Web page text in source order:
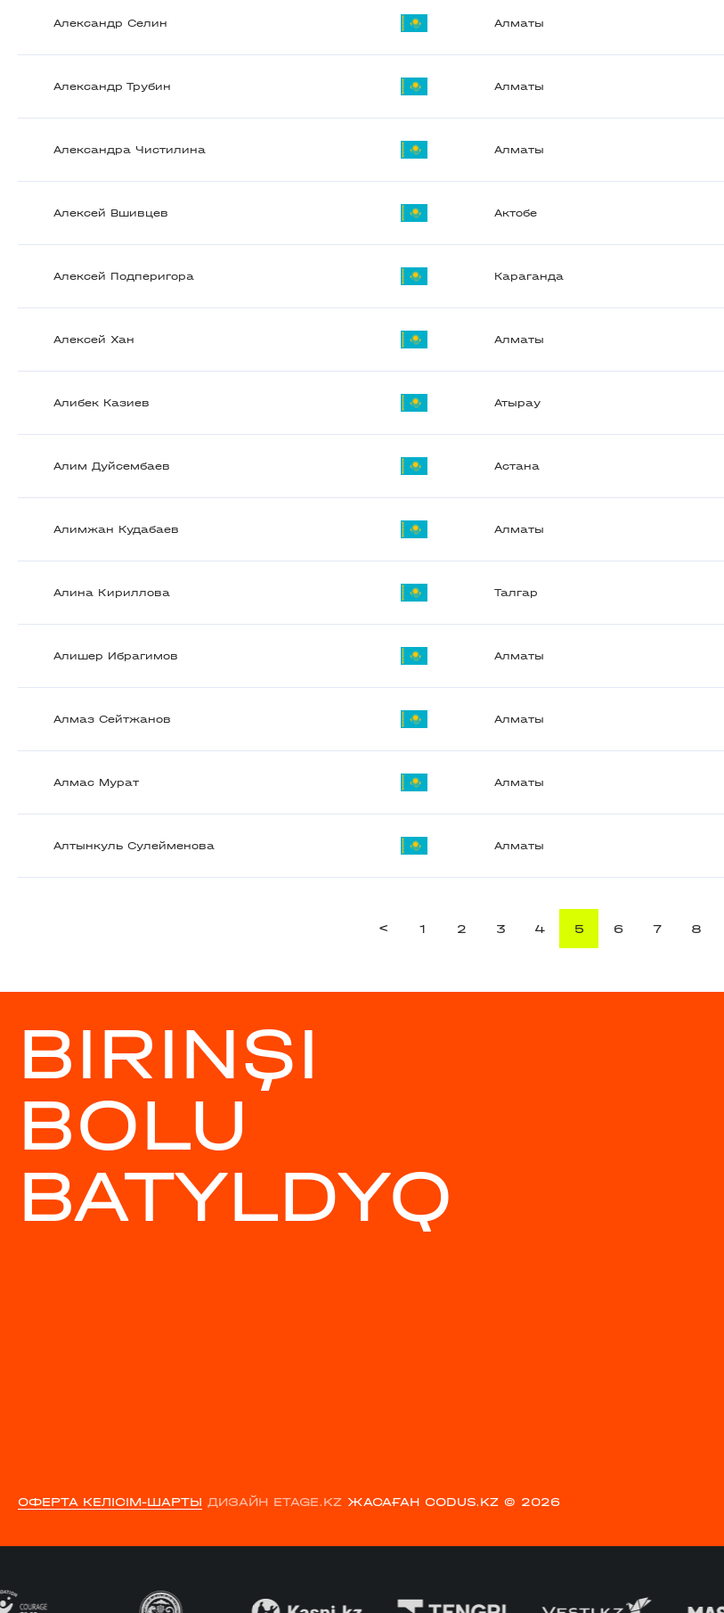
Александр Селин Алматы
Александр Трубин Алматы
Александра Чистилина Алматы
Алексей Вшивцев Актобе
Алексей Подперигора Караганда
Алексей Хан Алматы
Алибек Казиев Атырау
Алим Дуйсембаев Астана
Алимжан Кудабаев Алматы
Алина Кириллова Талгар
Алишер Ибрагимов Алматы
Алмаз Сейтжанов Алматы
Алмас Мурат Алматы
Алтынкуль Сулейменова Алматы
< 1 2 3 4 5 6 7 8
BIRINŞI
BOLU
BATYLDYQ
ОФЕРТА КЕЛІСІМ-ШАРТЫ ДИЗАЙН ETAGE.KZ ЖАСАҒАН CODUS.KZ © 2026